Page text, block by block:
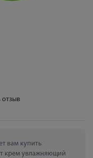
отзыв
вам купить
крем увлажняющий